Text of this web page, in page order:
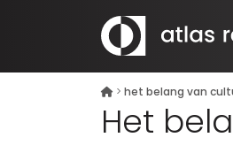
> het belang van
Het